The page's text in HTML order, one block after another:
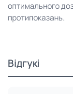
оптимального
протипоказань.
Відгукі